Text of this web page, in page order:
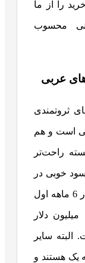
را از ما
محسوب
ثروتمندی
است و هم
راحت‌تر
خوبی در
این بخش وجود دارد. مثلا براساس آمار 6 ماهه اول
سال 1402، امارات متحده عربی ۱۳ میلیون دلار
سایر
یک هستند و